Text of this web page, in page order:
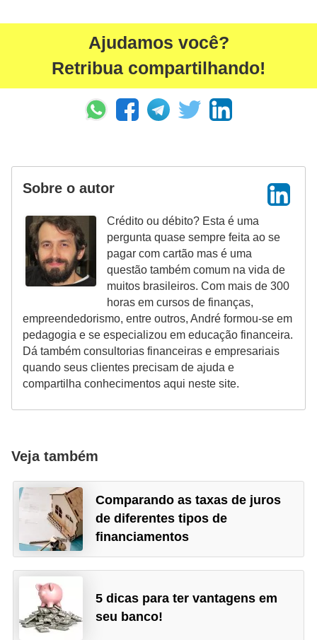
Ajudamos você?
Retribua compartilhando!
Sobre o autor
Crédito ou débito? Esta é uma
pergunta quase sempre feita ao se
pagar com cartão mas é uma
questão também comum na vida de
muitos brasileiros. Com mais de 300
horas em cursos de finanças,
empreendedorismo, entre outros, André formou-se em
pedagogia e se especializou em educação financeira.
Dá também consultorias financeiras e empresariais
quando seus clientes precisam de ajuda e
compartilha conhecimentos aqui neste site.
Veja também
Comparando as taxas de juros
de diferentes tipos de
financiamentos
5 dicas para ter vantagens em
seu banco!
N
o
ç
ã
o
P
o
u
a
n
ç
a
o
g
r
m
a
d
e